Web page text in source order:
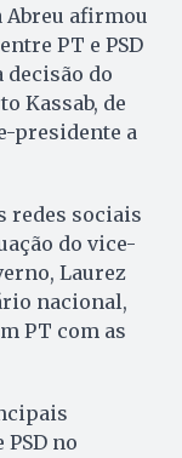
Abreu afirmou
PT e PSD
decisão do
Kassab, de
presidente a
redes sociais
do vice-
Laurez
nacional,
PT com as
no